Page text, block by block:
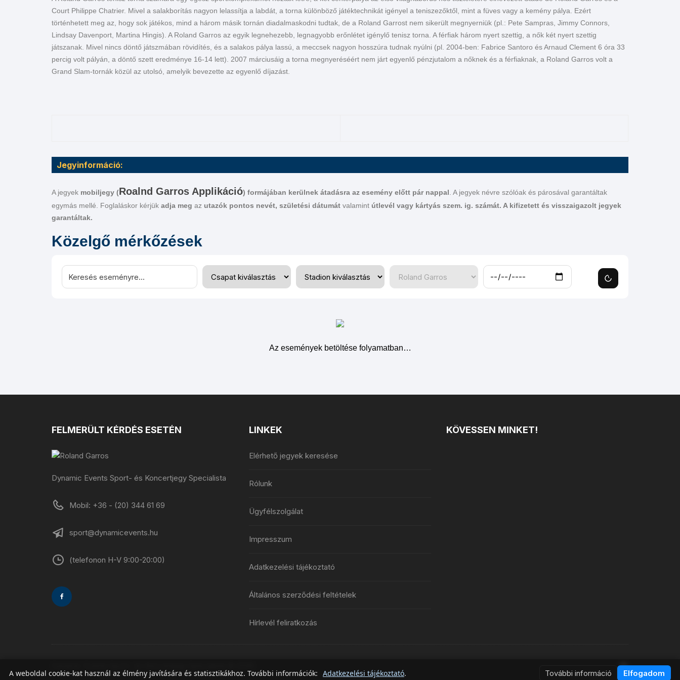
SS Lazio
SSC Napoli
Atalanta
Torino FC
Tottenham Hotspur
Crystal Palace
Arsenal
Chelsea FC
Aston Villa
La Liga FC Barcelona
Real Madrid
Atlético Madrid
Real Betis
Bundesliga FC Bayern München
Borussia Dortmund
Ligue 1 Paris Saint-Germain
Sporting CP
Rangers FC
US Open
Rolex Paris Masters
Court Philippe Chatrier. Mivel a salakborítás nagyon lelassítja a labdát, a torna különböző játéktechnikát igényel a teniszezőktől, mint a füves vagy a kemény pálya. Ezért
történhetett meg az, hogy sok játékos, mind a három másik tornán diadalmaskodni tudtak, de a Roland Garrost nem sikerült megnyerniük (pl.: Pete Sampras, Jimmy Connors,
Lindsay Davenport, Martina Hingis). A Roland Garros az egyik legnehezebb, legnagyobb erőnlétet igénylő tenisz torna. A férfiak három nyert szettig, a nők két nyert szettig
játszanak. Mivel nincs döntő játszmában rövidítés, és a salakos pálya lassú, a meccsek nagyon hosszúra tudnak nyúlni (pl. 2004-ben: Fabrice Santoro és Arnaud Clement 6 óra 33
percig volt pályán, a döntő szett eredménye 16-14 lett). 2007 márciusáig a torna megnyeréséért nem járt egyenlő pénzjutalom a nőknek és a férfiaknak, a Roland Garros volt a
Grand Slam-tornák közül az utolsó, amelyik bevezette az egyenlő díjazást.
Jegyinformáció:
A jegyek mobiljegy (Roalnd Garros Applikáció) formájában kerülnek átadásra az esemény előtt pár nappal . A jegyek névre szólóak és párosával garantáltak
egymás mellé. Foglaláskor kérjük adja meg az utazók pontos nevét, születési dátumát valamint útlevél vagy kártyás szem. ig. számát. A kifizetett és visszaigazolt jegyek
garantáltak.
Közelgő mérkőzések
Az események betöltése folyamatban…
FELMERÜLT KÉRDÉS ESETÉN
Dynamic Events Sport- és Koncertjegy Specialista
Mobil: +36 - (20) 344 61 69
sport@dynamicevents.hu
(telefonon H-V 9:00-20:00)
LINKEK
Elérhető jegyek keresése
Rólunk
Ügyfélszolgálat
Impresszum
Adatkezelési tájékoztató
Általános szerződési feltételek
Hírlevél feliratkozás
KÖVESSEN MINKET!
A weboldal cookie-kat használ az élmény javítására és statisztikákhoz. További információk: Adatkezelési tájékoztató. További információ Elfogadom